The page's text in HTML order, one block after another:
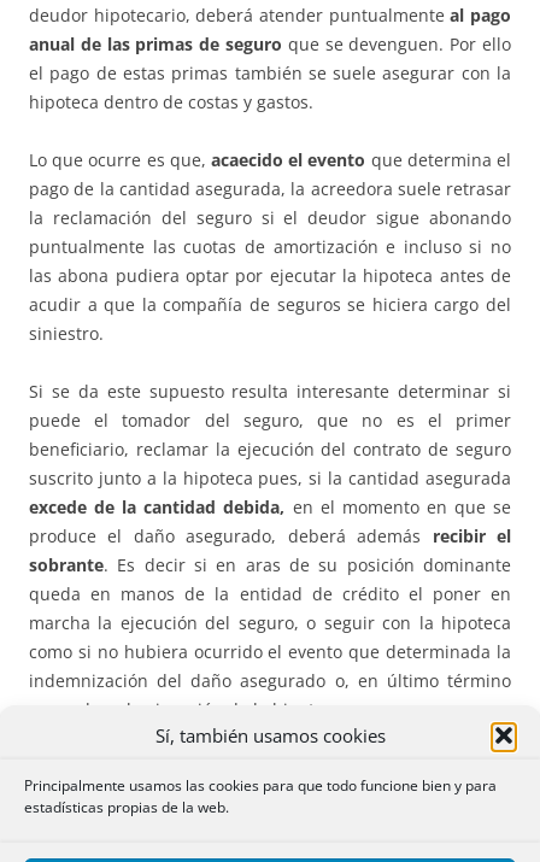
Sí, también usamos cookies
Principalmente usamos las cookies para que todo funcione bien y para
estadísticas propias de la web.
deudor hipotecario, deberá atender puntualmenteal pago
anual de las primas de seguro que se devenguen. Por ello
el pago de estas primas también se suele asegurar con la
hipoteca dentro de costas y gastos.
Lo que ocurre es que, acaecido el evento que determina el
pago de la cantidad asegurada, la acreedora suele retrasar
la reclamación del seguro si el deudor sigue abonando
puntualmente las cuotas de amortización e incluso si no
las abona pudiera optar por ejecutar la hipoteca antes de
acudir a que la compañía de seguros se hiciera cargo del
siniestro.
Si se da este supuesto resulta interesante determinar si
puede el tomador del seguro, que no es el primer
beneficiario, reclamar la ejecución del contrato de seguro
suscrito junto a la hipoteca pues, si la cantidad asegurada
excede de la cantidad debida, en el momento en que se
produce el daño asegurado, deberá además recibir el
sobrante. Es decir si en aras de su posición dominante
queda en manos de la entidad de crédito el poner en
marcha la ejecución del seguro, o seguir con la hipoteca
como si no hubiera ocurrido el evento que determinada la
indemnización del daño asegurado o, en último término
proceder a la ejecución de la hipoteca.
declaración del asegurado acerca de su estado de salud
garantizado con hipoteca. Como el contrato principal es la